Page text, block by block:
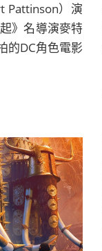
Pattinson）演
》名導演麥特
的DC角色電影